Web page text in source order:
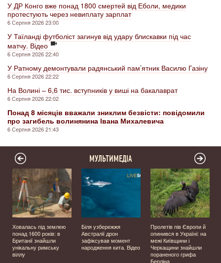
У ДР Конго вже понад 1800 смертей від Еболи, медики
протестують через невиплату зарплат
6 Серпня 2026 23:00
У Таїланді футболіст загинув від удару блискавки під час
матчу. Відео
6 Серпня 2026 22:40
У Ратному демонтували радянський пам’ятник Василю Газіну
6 Серпня 2026 22:22
На Волині – 6,6 тис. вступників у виші на бакалаврат
6 Серпня 2026 22:02
Понад 8 місяців вважали зниклим безвісти: повідомили
про загибель волинянина Івана Михалевича
6 Серпня 2026 21:43
МУЛЬТИМЕДІА
Ховалась під землею
понад 1600 років: в
Британії знайшли
унікальну римську
віллу
Біля узбережжя
Австралії дрон
зафіксував момент
народження кита. Відео
Пролетів пів Європи й
опинився в Україні: на
межі Київщини і
Черкащини знайшли
пораненого грифа
Берліна